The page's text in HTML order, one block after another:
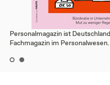
Personalmagazin ist
Fachmagazin im